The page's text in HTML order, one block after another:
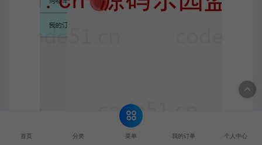
首页 分类 菜单 我的订单 个人中心